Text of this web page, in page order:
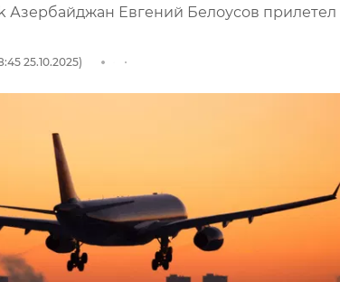
Евгений Белоусов прилетел
25.10.2025)